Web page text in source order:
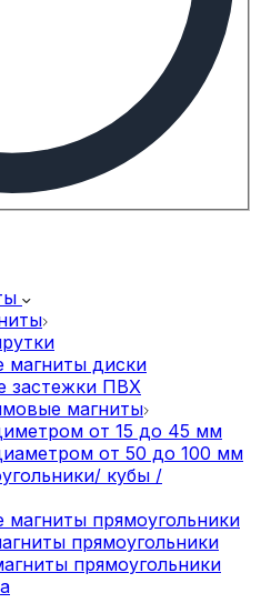
магниты диски
застежки ПВХ
магниты
от 15 до 45 мм
от 50 до 100 мм
кубы /
магниты прямоугольники
прямоугольники
прямоугольники